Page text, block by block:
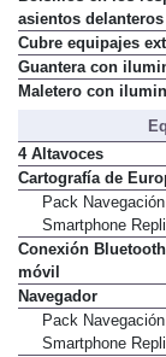
asientos delanteros
Cubre equipajes
Guantera con
Maletero con
4 Altavoces
Cartografía de
Pack
Smartphone
Conexión
móvil
Navegador
Pack
Smartphone